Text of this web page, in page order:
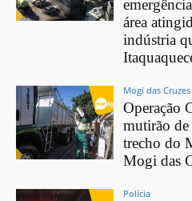
área
indústria
Mogi das Cruzes
Operação
mutirão de
trecho do
Mogi das
Polícia